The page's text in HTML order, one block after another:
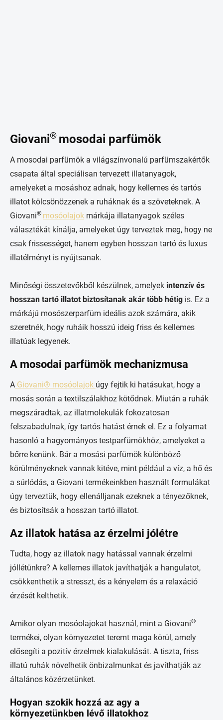
Giovani® mosodai parfümök
A mosodai parfümök a világszínvonalú parfümszakértők
csapata által speciálisan tervezett illatanyagok,
amelyeket a mosáshoz adnak, hogy kellemes és tartós
illatot kölcsönözzenek a ruháknak és a szöveteknek. A
Giovani® mosóolajok márkája illatanyagok széles
választékát kínálja, amelyeket úgy terveztek meg, hogy ne
csak frissességet, hanem egyben hosszan tartó és luxus
illatélményt is nyújtsanak.
Minőségi összetevőkből készülnek, amelyek intenzív és
hosszan tartó illatot biztosítanak akár több hétig is. Ez a
márkájú mosószerparfüm ideális azok számára, akik
szeretnék, hogy ruháik hosszú ideig friss és kellemes
illatúak legyenek.
A mosodai parfümök mechanizmusa
A Giovani® mosóolajok úgy fejtik ki hatásukat, hogy a
mosás során a textilszálakhoz kötődnek. Miután a ruhák
megszáradtak, az illatmolekulák fokozatosan
felszabadulnak, így tartós hatást érnek el. Ez a folyamat
hasonló a hagyományos testparfümökhöz, amelyeket a
bőrre kenünk. Bár a mosási parfümök különböző
körülményeknek vannak kitéve, mint például a víz, a hő és
a súrlódás, a Giovani termékeinkben használt formulákat
úgy terveztük, hogy ellenálljanak ezeknek a tényezőknek,
és biztosítsák a hosszan tartó illatot.
Az illatok hatása az érzelmi jólétre
Tudta, hogy az illatok nagy hatással vannak érzelmi
jóllétünkre? A kellemes illatok javíthatják a hangulatot,
csökkenthetik a stresszt, és a kényelem és a relaxáció
érzését kelthetik.
Amikor olyan mosóolajokat használ, mint a Giovani®
termékei, olyan környezetet teremt maga körül, amely
elősegíti a pozitív érzelmek kialakulását. A tiszta, friss
illatú ruhák növelhetik önbizalmunkat és javíthatják az
általános közérzetünket.
Hogyan szokik hozzá az agy a
környezetünkben lévő illatokhoz